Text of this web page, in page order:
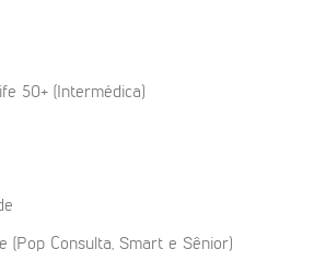
50+ (Intermédica)
(Pop Consulta, Smart e Sênior)